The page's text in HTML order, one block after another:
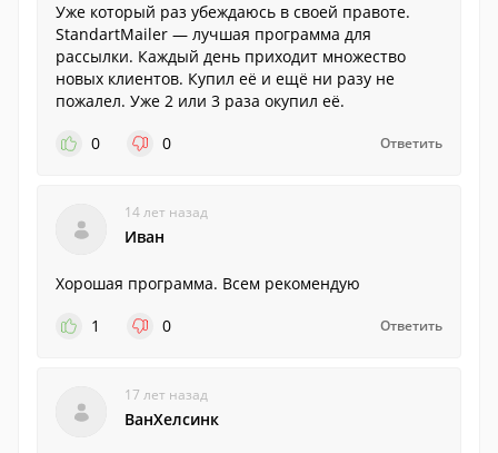
Уже который раз убеждаюсь в своей правоте.
StandartMailer — лучшая программа для
рассылки. Каждый день приходит множество
новых клиентов. Купил её и ещё ни разу не
пожалел. Уже 2 или 3 раза окупил её.
0
0 Ответить
14 лет назад
Иван
Хорошая программа. Всем рекомендую
1
0 Ответить
17 лет назад
BaнXeлcинк